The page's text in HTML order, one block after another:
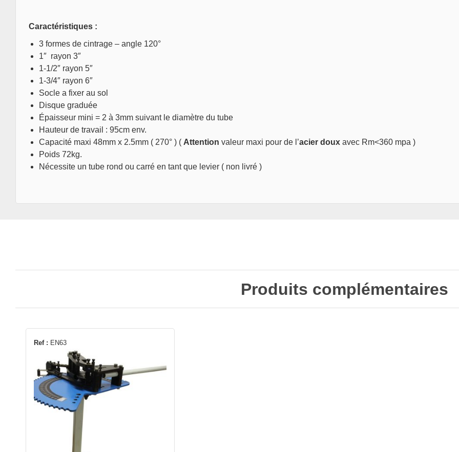
Caractéristiques :
3 formes de cintrage – angle 120°
1″ rayon 3″
1-1/2″ rayon 5″
1-3/4″ rayon 6″
Socle a fixer au sol
Disque graduée
Épaisseur mini = 2 à 3mm suivant le diamètre du tube
Hauteur de travail : 95cm env.
Capacité maxi 48mm x 2.5mm ( 270° ) ( Attention valeur maxi pour de l’acier doux avec Rm<360 mpa )
Poids 72kg.
Nécessite un tube rond ou carré en tant que levier ( non livré )
Produits complémentaires
Ref : EN63